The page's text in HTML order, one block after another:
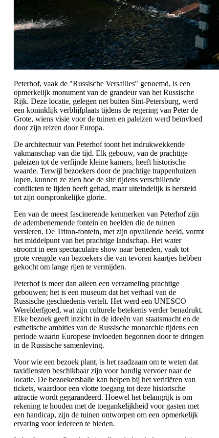
Peterhof, vaak de "Russische Versailles" genoemd, is een
opmerkelijk monument van de grandeur van het Russische
Rijk. Deze locatie, gelegen net buiten Sint-Petersburg, werd
een koninklijk verblijfplaats tijdens de regering van Peter de
Grote, wiens visie voor de tuinen en paleizen werd beïnvloed
door zijn reizen door Europa.
De architectuur van Peterhof toont het indrukwekkende
vakmanschap van die tijd. Elk gebouw, van de prachtige
paleizen tot de verfijnde kleine kamers, heeft historische
waarde. Terwijl bezoekers door de prachtige trappenhuizen
lopen, kunnen ze zien hoe de site tijdens verschillende
conflicten te lijden heeft gehad, maar uiteindelijk is hersteld
tot zijn oorspronkelijke glorie.
Een van de meest fascinerende kenmerken van Peterhof zijn
de adembenemende fontein en beelden die de tuinen
versieren. De Triton-fontein, met zijn opvallende beeld, vormt
het middelpunt van het prachtige landschap. Het water
stroomt in een spectaculaire show naar beneden, vaak tot
grote vreugde van bezoekers die van tevoren kaartjes hebben
gekocht om lange rijen te vermijden.
Peterhof is meer dan alleen een verzameling prachtige
gebouwen; het is een museum dat het verhaal van de
Russische geschiedenis vertelt. Het werd een UNESCO
Werelderfgoed, wat zijn culturele betekenis verder benadrukt.
Elke bezoek geeft inzicht in de ideeën van staatsmacht en de
esthetische ambities van de Russische monarchie tijdens een
periode waarin Europese invloeden begonnen door te dringen
in de Russische samenleving.
Voor wie een bezoek plant, is het raadzaam om te weten dat
taxidiensten beschikbaar zijn voor handig vervoer naar de
locatie. De bezoekersbalie kan helpen bij het verifiëren van
tickets, waardoor een vlotte toegang tot deze historische
attractie wordt gegarandeerd. Hoewel het belangrijk is om
rekening te houden met de toegankelijkheid voor gasten met
een handicap, zijn de tuinen ontworpen om een opmerkelijk
ervaring voor iedereen te bieden.